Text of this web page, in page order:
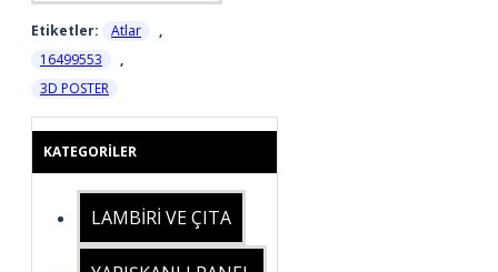
Etiketler: Atlar
,
16499553
,
3D POSTER
KATEGORILER
LAMBİRİ VE ÇITA